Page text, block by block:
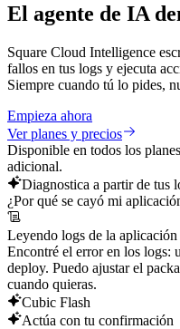
El agente de IA
Square Cloud Intelligence
fallos en tus logs y ejecuta
Siempre cuando tú lo pides,
Empieza ahora
Ver planes y precios
Disponible en todos los
adicional.
Diagnostica a partir de tus
¿Por qué se cayó mi
Leyendo logs de la aplicación
Encontré el error en los logs:
deploy. Puedo ajustar el
cuando quieras.
Cubic Flash
Actúa con tu confirmación